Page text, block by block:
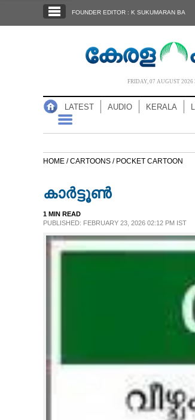
NOTIFIED NEWS
CASE DIARY
FOUNDER EDITOR : K SUKUMARAN BA
FRIDAY, 07 AUGUST 2026
LATEST AUDIO KERALA
HOME /CARTOONS / POCKET CARTOON
കാർട്ടൂൺ
1 MIN READ
PUBLISHED: FEBRUARY 23, 2026 02:12 PM IST